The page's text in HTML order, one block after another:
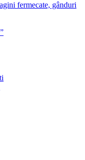
fermecate, gânduri